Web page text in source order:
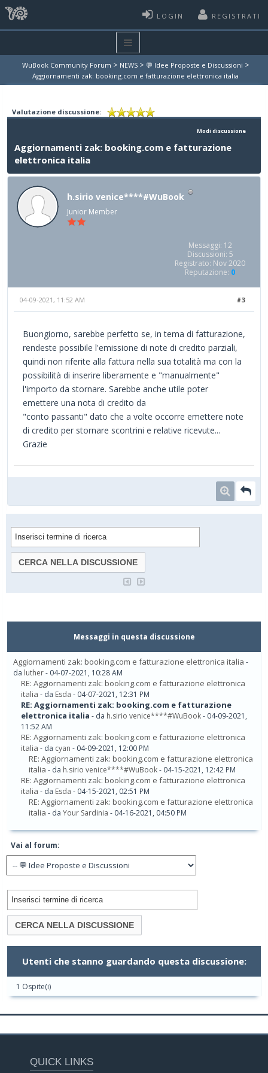
LOGIN REGISTRATI
WuBook Community Forum > NEWS > 💬 Idee Proposte e Discussioni >
Aggiornamenti zak: booking.com e fatturazione elettronica italia
Valutazione discussione:
Modi discussione
Aggiornamenti zak: booking.com e fatturazione
elettronica italia
h.sirio venice****#WuBook
Junior Member
Messaggi: 12
Discussioni: 5
Registrato: Nov 2020
Reputazione: 0
#3
04-09-2021, 11:52 AM
Buongiorno, sarebbe perfetto se, in tema di fatturazione,
rendeste possibile l'emissione di note di credito parziali,
quindi non riferite alla fattura nella sua totalità ma con la
possibilità di inserire liberamente e "manualmente"
l'importo da stornare. Sarebbe anche utile poter
emettere una nota di credito da
"conto passanti" dato che a volte occorre emettere note
di credito per stornare scontrini e relative ricevute...
Grazie
Messaggi in questa discussione
Aggiornamenti zak: booking.com e fatturazione elettronica italia -
da luther- 04-07-2021, 10:28 AM
RE: Aggiornamenti zak: booking.com e fatturazione elettronica
italia - da Esda - 04-07-2021, 12:31 PM
RE: Aggiornamenti zak: booking.com e fatturazione
elettronica italia - da h.sirio venice****#WuBook- 04-09-2021,
11:52 AM
RE: Aggiornamenti zak: booking.com e fatturazione elettronica
italia - da cyan - 04-09-2021, 12:00 PM
RE: Aggiornamenti zak: booking.com e fatturazione elettronica
italia - da h.sirio venice****#WuBook- 04-15-2021, 12:42 PM
RE: Aggiornamenti zak: booking.com e fatturazione elettronica
italia - da Esda - 04-15-2021, 02:51 PM
RE: Aggiornamenti zak: booking.com e fatturazione elettronica
italia - da Your Sardinia - 04-16-2021, 04:50 PM
Vai al forum:
Utenti che stanno guardando questa discussione:
1 Ospite(i)
QUICK LINKS